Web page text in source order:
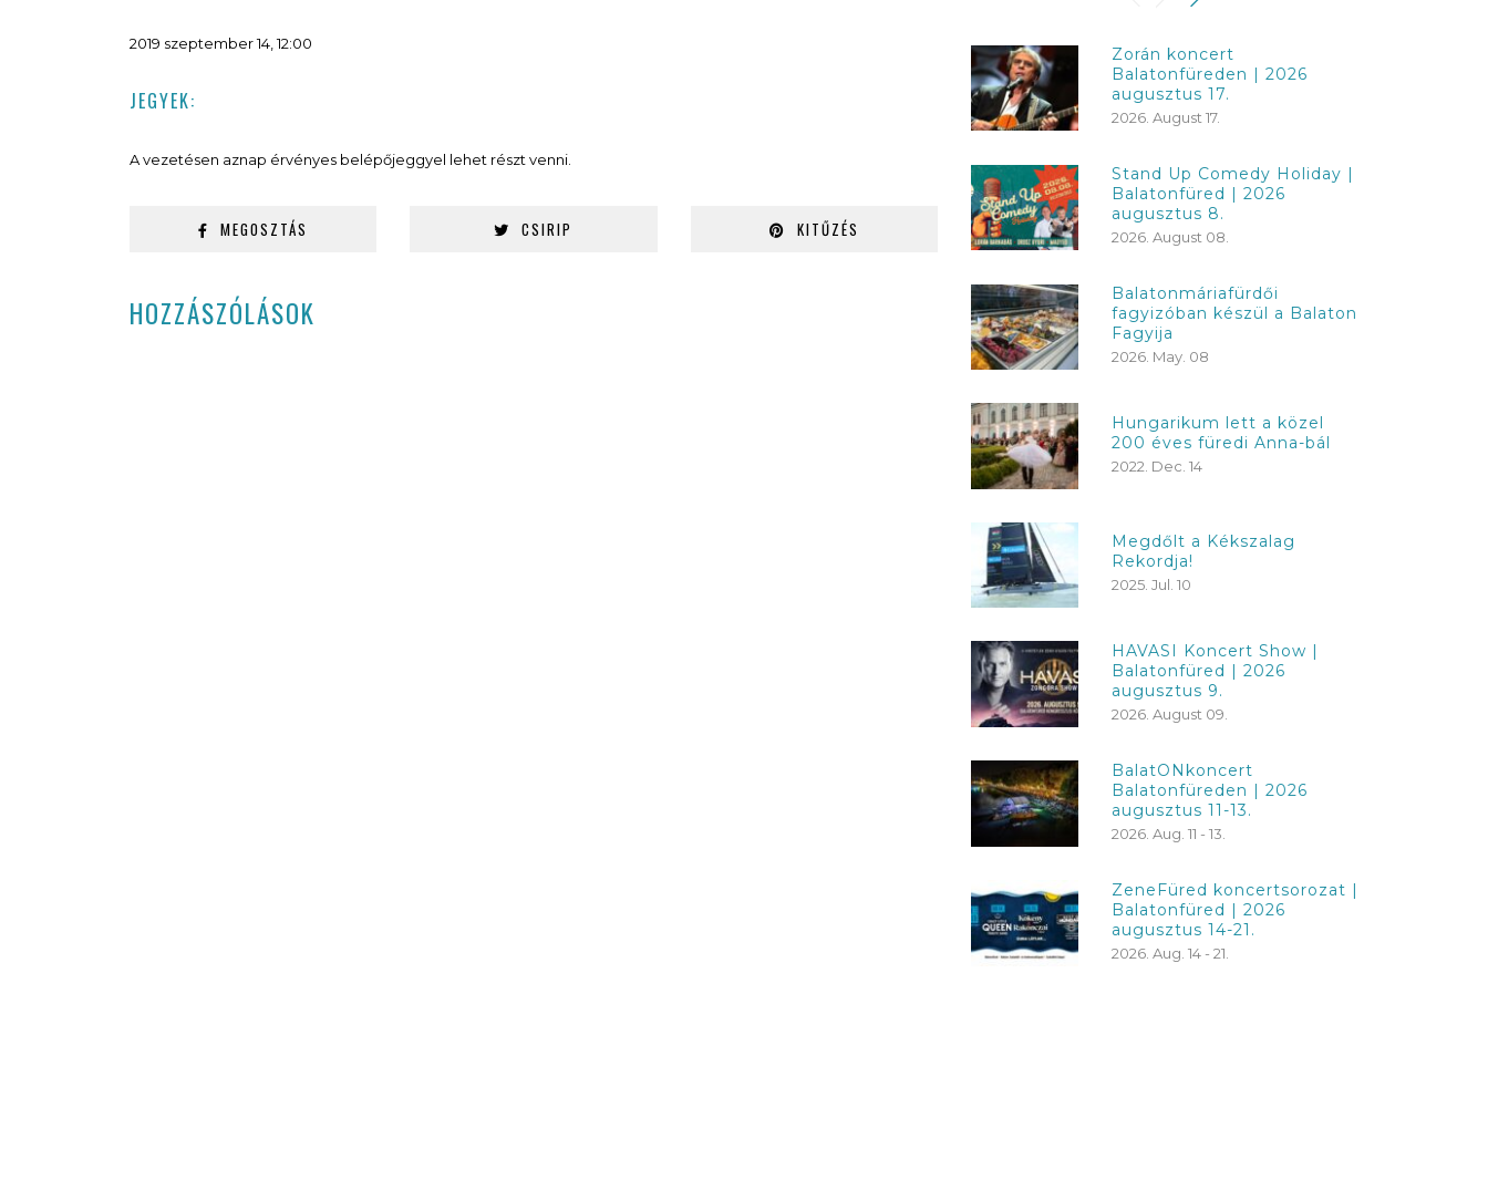
2019 szeptember 14, 12:00
JEGYEK:
A vezetésen aznap érvényes belépőjeggyel lehet részt venni.
MEGOSZTÁS CSIRIP KITŰZÉS
HOZZÁSZÓLÁSOK
Zorán koncert
Balatonfüreden | 2026
augusztus 17.
2026. August 17.
Stand Up Comedy Holiday |
Balatonfüred | 2026
augusztus 8.
2026. August 08.
Balatonmáriafürdői
fagyizóban készül a Balaton
Fagyija
2026. May. 08
Hungarikum lett a közel
200 éves füredi Anna-bál
2022. Dec. 14
Megdőlt a Kékszalag
Rekordja!
2025. Jul. 10
HAVASI Koncert Show |
Balatonfüred | 2026
augusztus 9.
2026. August 09.
BalatONkoncert
Balatonfüreden | 2026
augusztus 11-13.
2026. Aug. 11 - 13.
ZeneFüred koncertsorozat |
Balatonfüred | 2026
augusztus 14-21.
2026. Aug. 14 - 21.